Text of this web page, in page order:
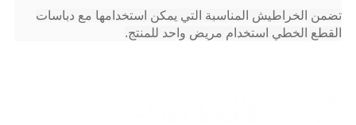
تضمن الخراطيش المناسبة التي يمكن استخدامها مع دباسات
القطع الخطي استخدام مريض واحد للمنتج.